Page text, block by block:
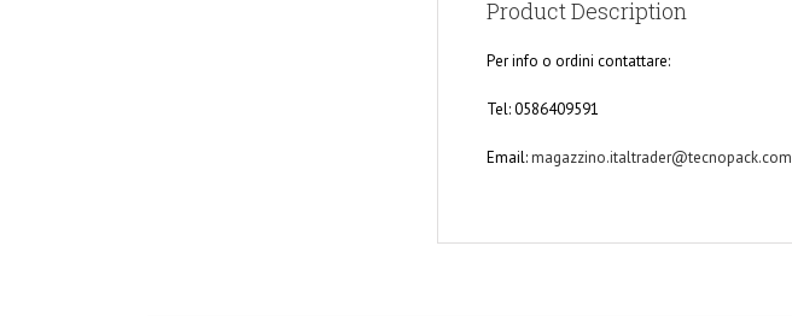
Product Description
Per info o ordini contattare:
Tel: 0586409591
Email:magazzino.italtrader@tecnopack.com